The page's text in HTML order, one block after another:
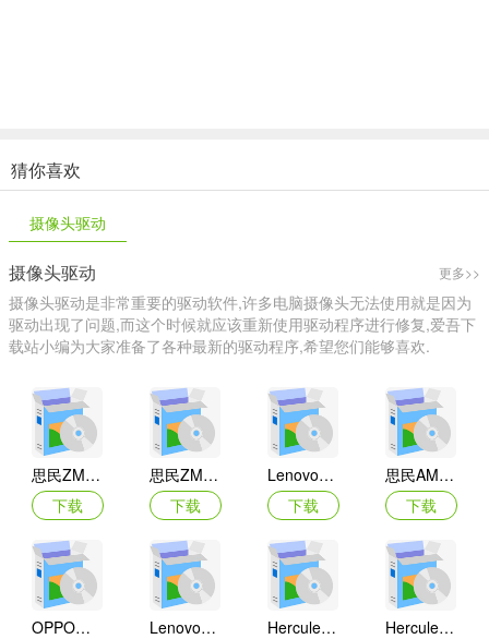
猜你喜欢
摄像头驱动
摄像头驱动 更多>>
摄像头驱动是非常重要的驱动软件,许多电脑摄像头无法使用就是因为
驱动出现了问题,而这个时候就应该重新使用驱动程序进行修复,爱吾下
载站小编为大家准备了各种最新的驱动程序,希望您们能够喜欢.
思民ZM-PC200摄像头驱动
下载
思民ZM-PC100摄像头驱动
下载
Lenovo联想ThinkPad Tablet 2平板电脑摄像头驱动
下载
思民AMCAP ZM-PC100摄像头驱动
下载
OPPO网络摄像头驱动
Lenovo联想ThinkPad E430/E435/E445/E530/E535/E545笔记本摄像头驱动
Hercules Deluxe Optical Glass摄像头驱动
Hercules Dualpix Exchange摄像头驱动